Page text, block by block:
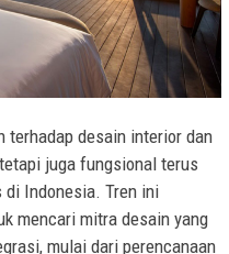
terhadap desain interior dan
juga fungsional terus
Indonesia. Tren ini
mencari mitra desain yang
mulai dari perencanaan